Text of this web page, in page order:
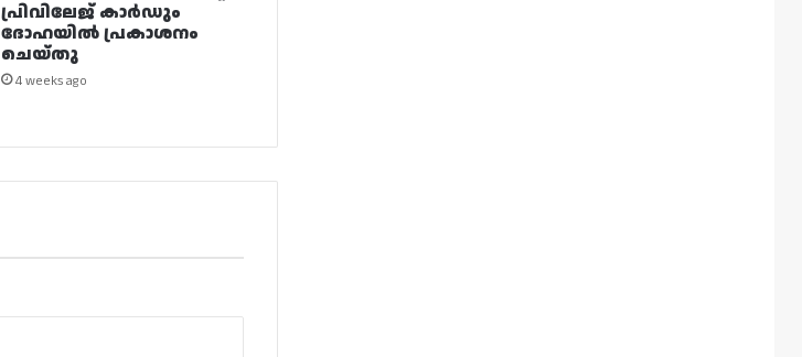
പ്രിവിലേജ് കാർഡും
ദോഹയിൽ പ്രകാശനം
ചെയ്തു
4 weeks ago